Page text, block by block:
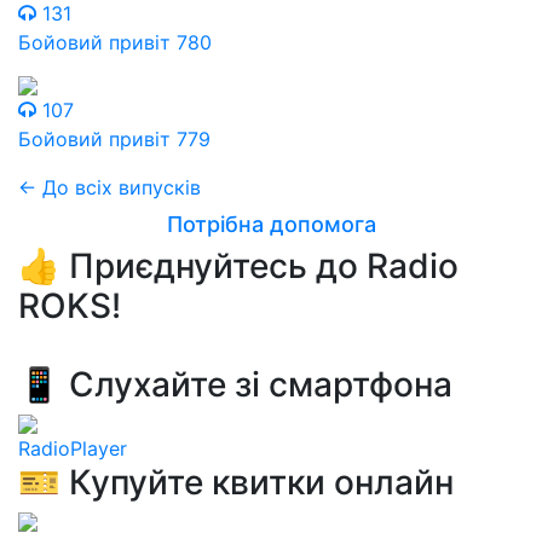
131
Бойовий привіт 780
107
Бойовий привіт 779
← До всіх випусків
Потрібна допомога
👍 Приєднуйтесь до Radio
ROKS!
📱 Слухайте зі смартфона
RadioPlayer
🎫 Купуйте квитки онлайн